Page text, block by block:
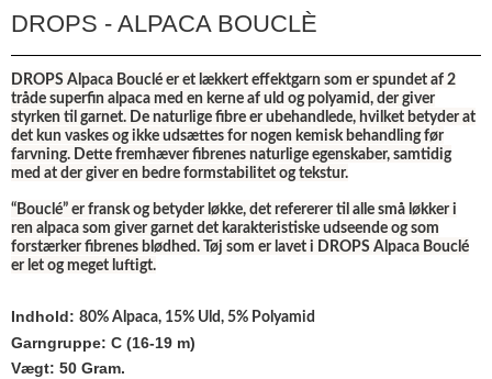
DROPS - ALPACA BOUCLÈ
DROPS Alpaca Bouclé er et lækkert effektgarn som er spundet af 2
tråde superfin alpaca med en kerne af uld og polyamid, der giver
styrken til garnet. De naturlige fibre er ubehandlede, hvilket betyder at
det kun vaskes og ikke udsættes for nogen kemisk behandling før
farvning. Dette fremhæver fibrenes naturlige egenskaber, samtidig
med at der giver en bedre formstabilitet og tekstur.
“Bouclé” er fransk og betyder løkke, det refererer til alle små løkker i
ren alpaca som giver garnet det karakteristiske udseende og som
forstærker fibrenes blødhed. Tøj som er lavet i DROPS Alpaca Bouclé
er let og meget luftigt.
Indhold: 80% Alpaca, 15% Uld, 5% Polyamid
Garngruppe: C (16-19 m)
Vægt: 50 Gram.